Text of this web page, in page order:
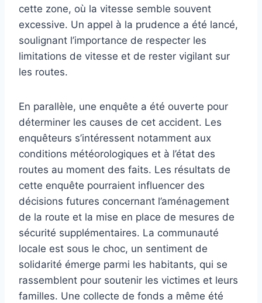
cette zone, où la vitesse semble souvent
excessive. Un appel à la prudence a été lancé,
soulignant l’importance de respecter les
limitations de vitesse et de rester vigilant sur
les routes.
En parallèle, une enquête a été ouverte pour
déterminer les causes de cet accident. Les
enquêteurs s’intéressent notamment aux
conditions météorologiques et à l’état des
routes au moment des faits. Les résultats de
cette enquête pourraient influencer des
décisions futures concernant l’aménagement
de la route et la mise en place de mesures de
sécurité supplémentaires. La communauté
locale est sous le choc, un sentiment de
solidarité émerge parmi les habitants, qui se
rassemblent pour soutenir les victimes et leurs
familles. Une collecte de fonds a même été